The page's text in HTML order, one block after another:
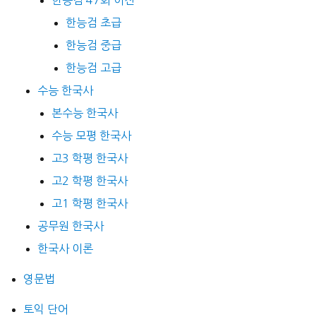
한능검 초급
한능검 중급
한능검 고급
수능 한국사
본수능 한국사
수능 모평 한국사
고3 학평 한국사
고2 학평 한국사
고1 학평 한국사
공무원 한국사
한국사 이론
영문법
토익 단어